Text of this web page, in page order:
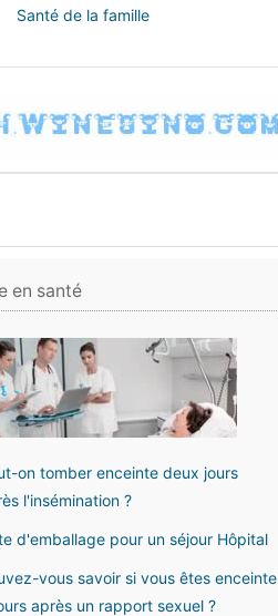
Santé de la famille
en santé
on tomber enceinte deux jours
l'insémination ?
d'emballage pour un séjour Hôpital
vous savoir si vous êtes enceinte
après un rapport sexuel ?